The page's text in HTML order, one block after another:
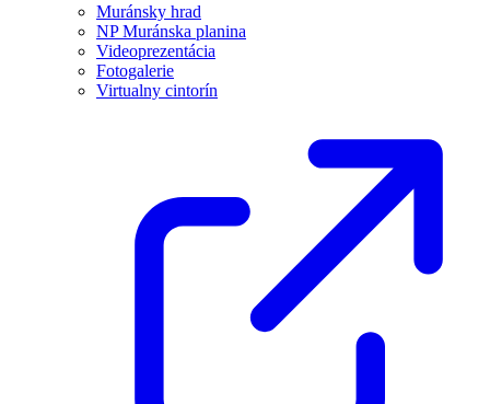
Muránsky hrad
NP Muránska planina
Videoprezentácia
Fotogalerie
Virtualny cintorín